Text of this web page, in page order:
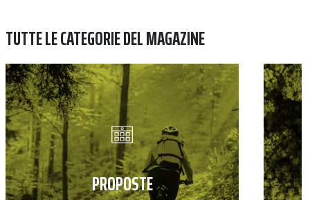
TUTTE LE CATEGORIE DEL MAGAZINE
PROPOSTE